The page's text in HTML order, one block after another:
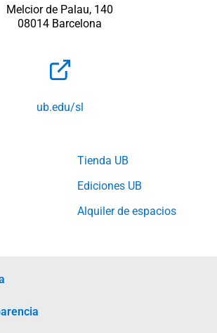
Melcior de Palau, 140
08014 Barcelona
ub.edu/sl
Tienda UB
Ediciones UB
Alquiler de espacios